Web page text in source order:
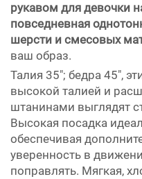
рукавом для девочки
повседневная
шерсти и смесовых
ваш образ.
Талия 35"; бедра 45",
высокой талией и
штанинами выглядят
Высокая посадка
обеспечивая
уверенность в
поправлять. Мягкая,